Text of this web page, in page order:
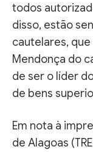
todos
disso, estão
cautelares,
Mendonça do
de ser o líder
de bens
Em nota à
de Alagoas